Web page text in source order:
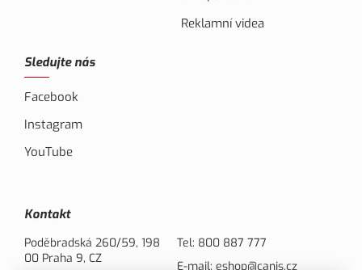
Reklamní videa
Sledujte nás
Facebook
Instagram
YouTube
Kontakt
Poděbradská 260/59, 198
00 Praha 9, CZ
Tel: 800 887 777
E-mail: eshop@canis.cz